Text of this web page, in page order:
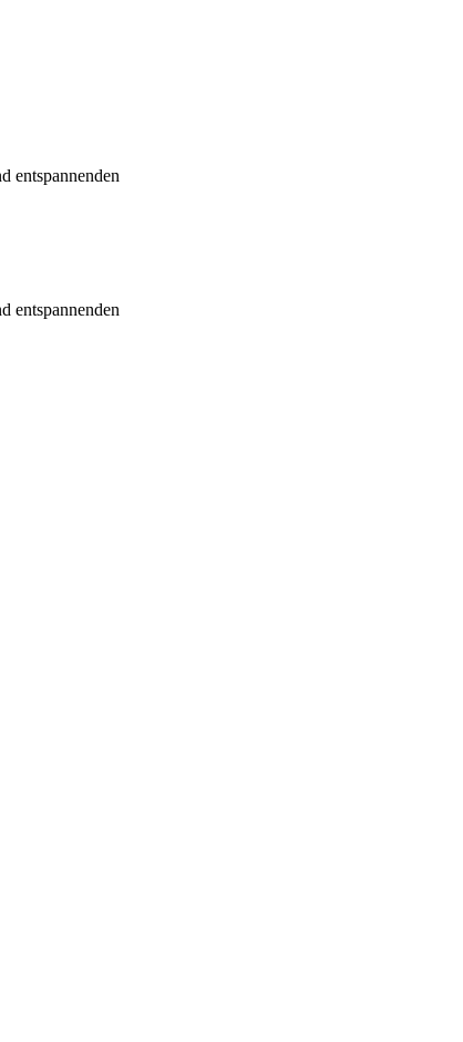
entspannenden
entspannenden